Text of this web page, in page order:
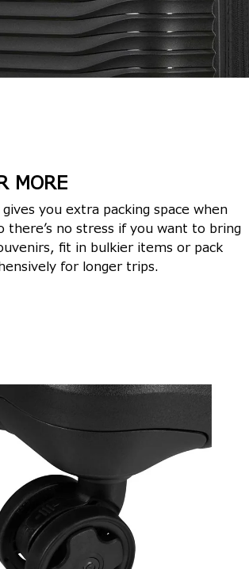
MORE
you extra packing space when
there’s no stress if you want to bring
fit in bulkier items or pack
for longer trips.